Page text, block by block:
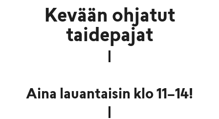
Kevään ohjatut
taidepajat
Aina lauantaisin klo 11–14!